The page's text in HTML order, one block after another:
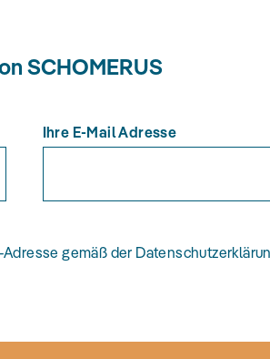
SCHOMERUS
Ihre E-Mail Adresse
gemäß der